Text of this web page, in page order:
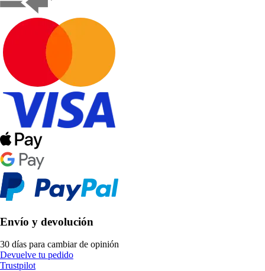
Envío y devolución
30 días para cambiar de opinión
Devuelve tu pedido
Trustpilot